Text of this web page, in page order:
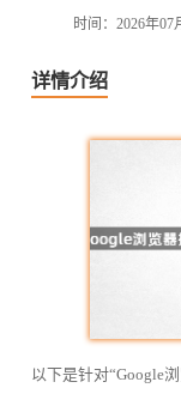
时间：2026年07
详情介绍
以下是针对“Google